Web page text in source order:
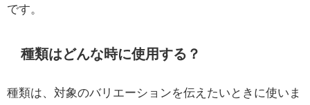
です。
種類はどんな時に使用する？
種類は、対象のバリエーションを伝えたいときに使いま